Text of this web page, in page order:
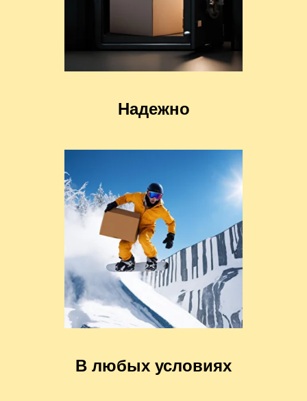
Надежно
В любых условиях